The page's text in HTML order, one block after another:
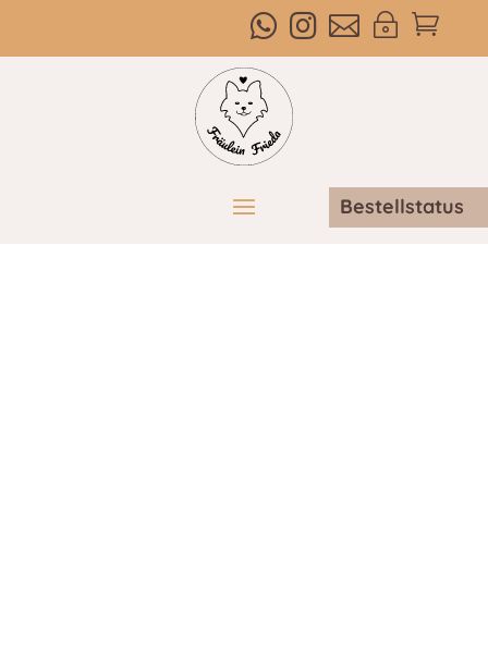

~



Bestellstatus